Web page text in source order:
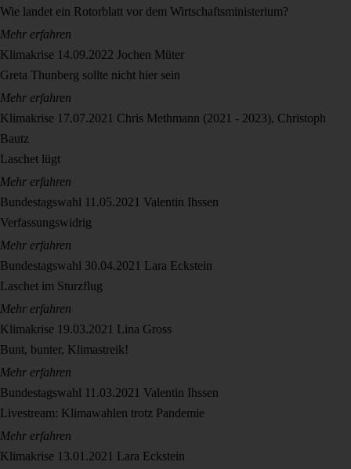
Wie landet ein Rotorblatt vor dem Wirtschaftsministerium?
Mehr erfahren
Klimakrise 14.09.2022 Jochen Müter
Greta Thunberg sollte nicht hier sein
Mehr erfahren
Klimakrise 17.07.2021 Chris Methmann (2021 - 2023), Christoph
Bautz
Laschet lügt
Mehr erfahren
Bundestagswahl 11.05.2021 Valentin Ihssen
Verfassungswidrig
Mehr erfahren
Bundestagswahl 30.04.2021 Lara Eckstein
Laschet im Sturzflug
Mehr erfahren
Klimakrise 19.03.2021 Lina Gross
Bunt, bunter, Klimastreik!
Mehr erfahren
Bundestagswahl 11.03.2021 Valentin Ihssen
Livestream: Klimawahlen trotz Pandemie
Mehr erfahren
Klimakrise 13.01.2021 Lara Eckstein